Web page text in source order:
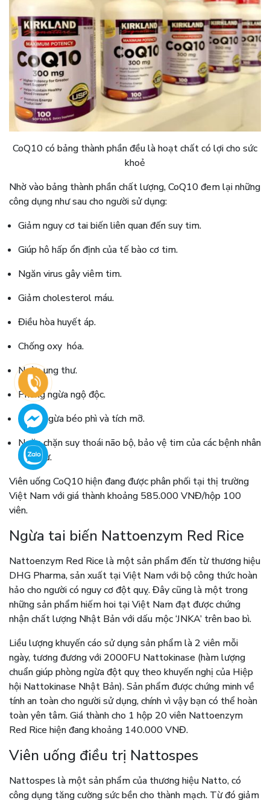
CoQ10 có bảng thành phần đều là hoạt chất có lợi cho sức
khoẻ
Nhờ vào bảng thành phần chất lượng, CoQ10 đem lại những
công dụng như sau cho người sử dụng:
Giảm nguy cơ tai biến liên quan đến suy tim.
Giúp hô hấp ổn định của tế bào cơ tim.
Ngăn virus gây viêm tim.
Giảm cholesterol máu.
Điều hòa huyết áp.
Chống oxy hóa.
Ngừa ung thư.
Phòng ngừa ngộ độc.
Ngăn ngừa béo phì và tích mỡ.
Ngăn chặn suy thoái não bộ, bảo vệ tim của các bệnh nhân
ung thư.
Viên uống CoQ10 hiện đang được phân phối tại thị trường
Việt Nam với giá thành khoảng 585.000 VNĐ/hộp 100
viên.
Ngừa tai biến Nattoenzym Red Rice
Nattoenzym Red Rice là một sản phẩm đến từ thương hiệu
DHG Pharma, sản xuất tại Việt Nam với bộ công thức hoàn
hảo cho người có nguy cơ đột quỵ. Đây cũng là một trong
những sản phẩm hiếm hoi tại Việt Nam đạt được chứng
nhận chất lượng Nhật Bản với dấu mộc ‘JNKA’ trên bao bì.
Liều lượng khuyến cáo sử dụng sản phẩm là 2 viên mỗi
ngày, tương đương với 2000FU Nattokinase (hàm lượng
chuẩn giúp phòng ngừa đột quỵ theo khuyến nghị của Hiệp
hội Nattokinase Nhật Bản). Sản phẩm được chứng minh về
tính an toàn cho người sử dụng, chính vì vậy bạn có thể hoàn
toàn yên tâm. Giá thành cho 1 hộp 20 viên Nattoenzym
Red Rice hiện đang khoảng 140.000 VNĐ.
Viên uống điều trị Nattospes
Nattospes là một sản phẩm của thương hiệu Natto, có
công dụng tăng cường sức bền cho thành mạch. Từ đó giảm